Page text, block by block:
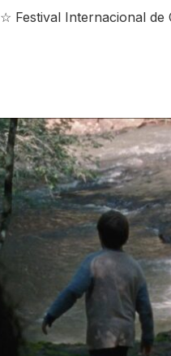
☆ Festival Internacional de